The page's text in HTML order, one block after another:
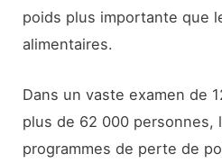
poids plus importante que
alimentaires.
Dans un vaste examen de
plus de 62 000 personnes,
programmes de perte de